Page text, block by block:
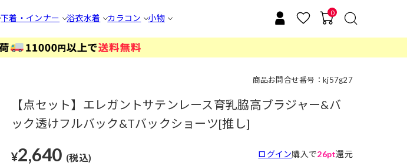
下着・インナー 浴衣水着 カラコン 小物
0
商品お問合せ番号：kj57g27
【点セット】エレガントサテンレース育乳脇高ブラジャー&バ
ック透けフルバック&Tバックショーツ[推し]
¥2,640 (税込) ログイン購入で26pt還元